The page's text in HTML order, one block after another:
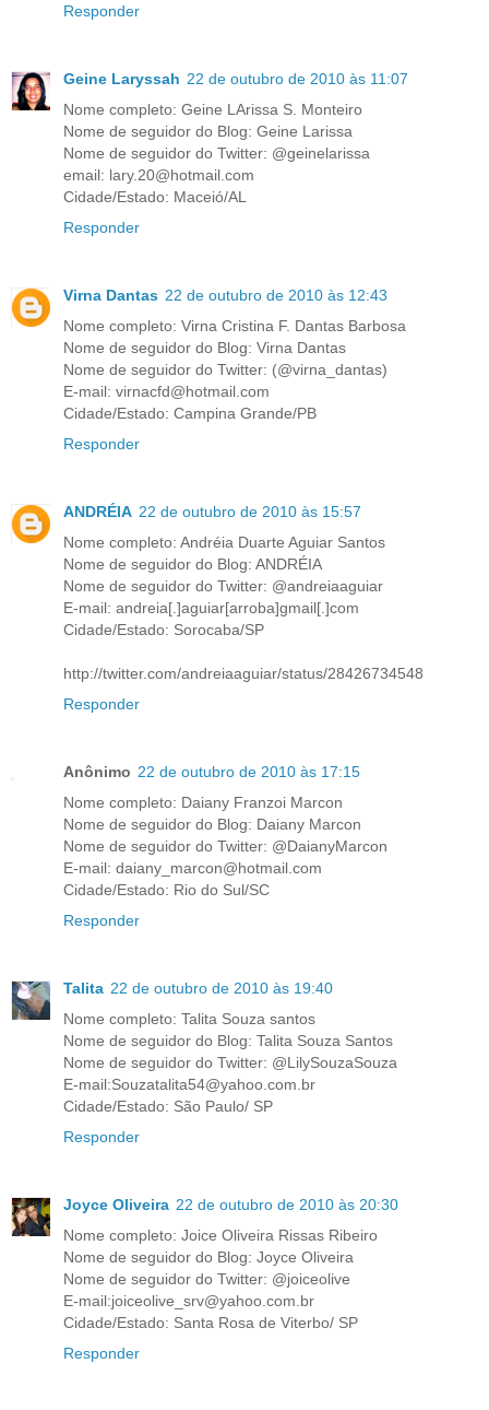
Responder
Geine Laryssah 22 de outubro de 2010 às 11:07
Nome completo: Geine LArissa S. Monteiro
Nome de seguidor do Blog: Geine Larissa
Nome de seguidor do Twitter: @geinelarissa
email: lary.20@hotmail.com
Cidade/Estado: Maceió/AL
Responder
Virna Dantas 22 de outubro de 2010 às 12:43
Nome completo: Virna Cristina F. Dantas Barbosa
Nome de seguidor do Blog: Virna Dantas
Nome de seguidor do Twitter: (@virna_dantas)
E-mail: virnacfd@hotmail.com
Cidade/Estado: Campina Grande/PB
Responder
ANDRÉIA 22 de outubro de 2010 às 15:57
Nome completo: Andréia Duarte Aguiar Santos
Nome de seguidor do Blog: ANDRÉIA
Nome de seguidor do Twitter: @andreiaaguiar
E-mail: andreia[.]aguiar[arroba]gmail[.]com
Cidade/Estado: Sorocaba/SP
http://twitter.com/andreiaaguiar/status/28426734548
Responder
Anônimo 22 de outubro de 2010 às 17:15
Nome completo: Daiany Franzoi Marcon
Nome de seguidor do Blog: Daiany Marcon
Nome de seguidor do Twitter: @DaianyMarcon
E-mail: daiany_marcon@hotmail.com
Cidade/Estado: Rio do Sul/SC
Responder
Talita 22 de outubro de 2010 às 19:40
Nome completo: Talita Souza santos
Nome de seguidor do Blog: Talita Souza Santos
Nome de seguidor do Twitter: @LilySouzaSouza
E-mail:Souzatalita54@yahoo.com.br
Cidade/Estado: São Paulo/ SP
Responder
Joyce Oliveira 22 de outubro de 2010 às 20:30
Nome completo: Joice Oliveira Rissas Ribeiro
Nome de seguidor do Blog: Joyce Oliveira
Nome de seguidor do Twitter: @joiceolive
E-mail:joiceolive_srv@yahoo.com.br
Cidade/Estado: Santa Rosa de Viterbo/ SP
Responder